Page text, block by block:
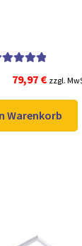
von 5
Ursprünglicher
war:
106,98 €
79,97 €
ist:
79,97 €.
zzgl.
Warenkorb